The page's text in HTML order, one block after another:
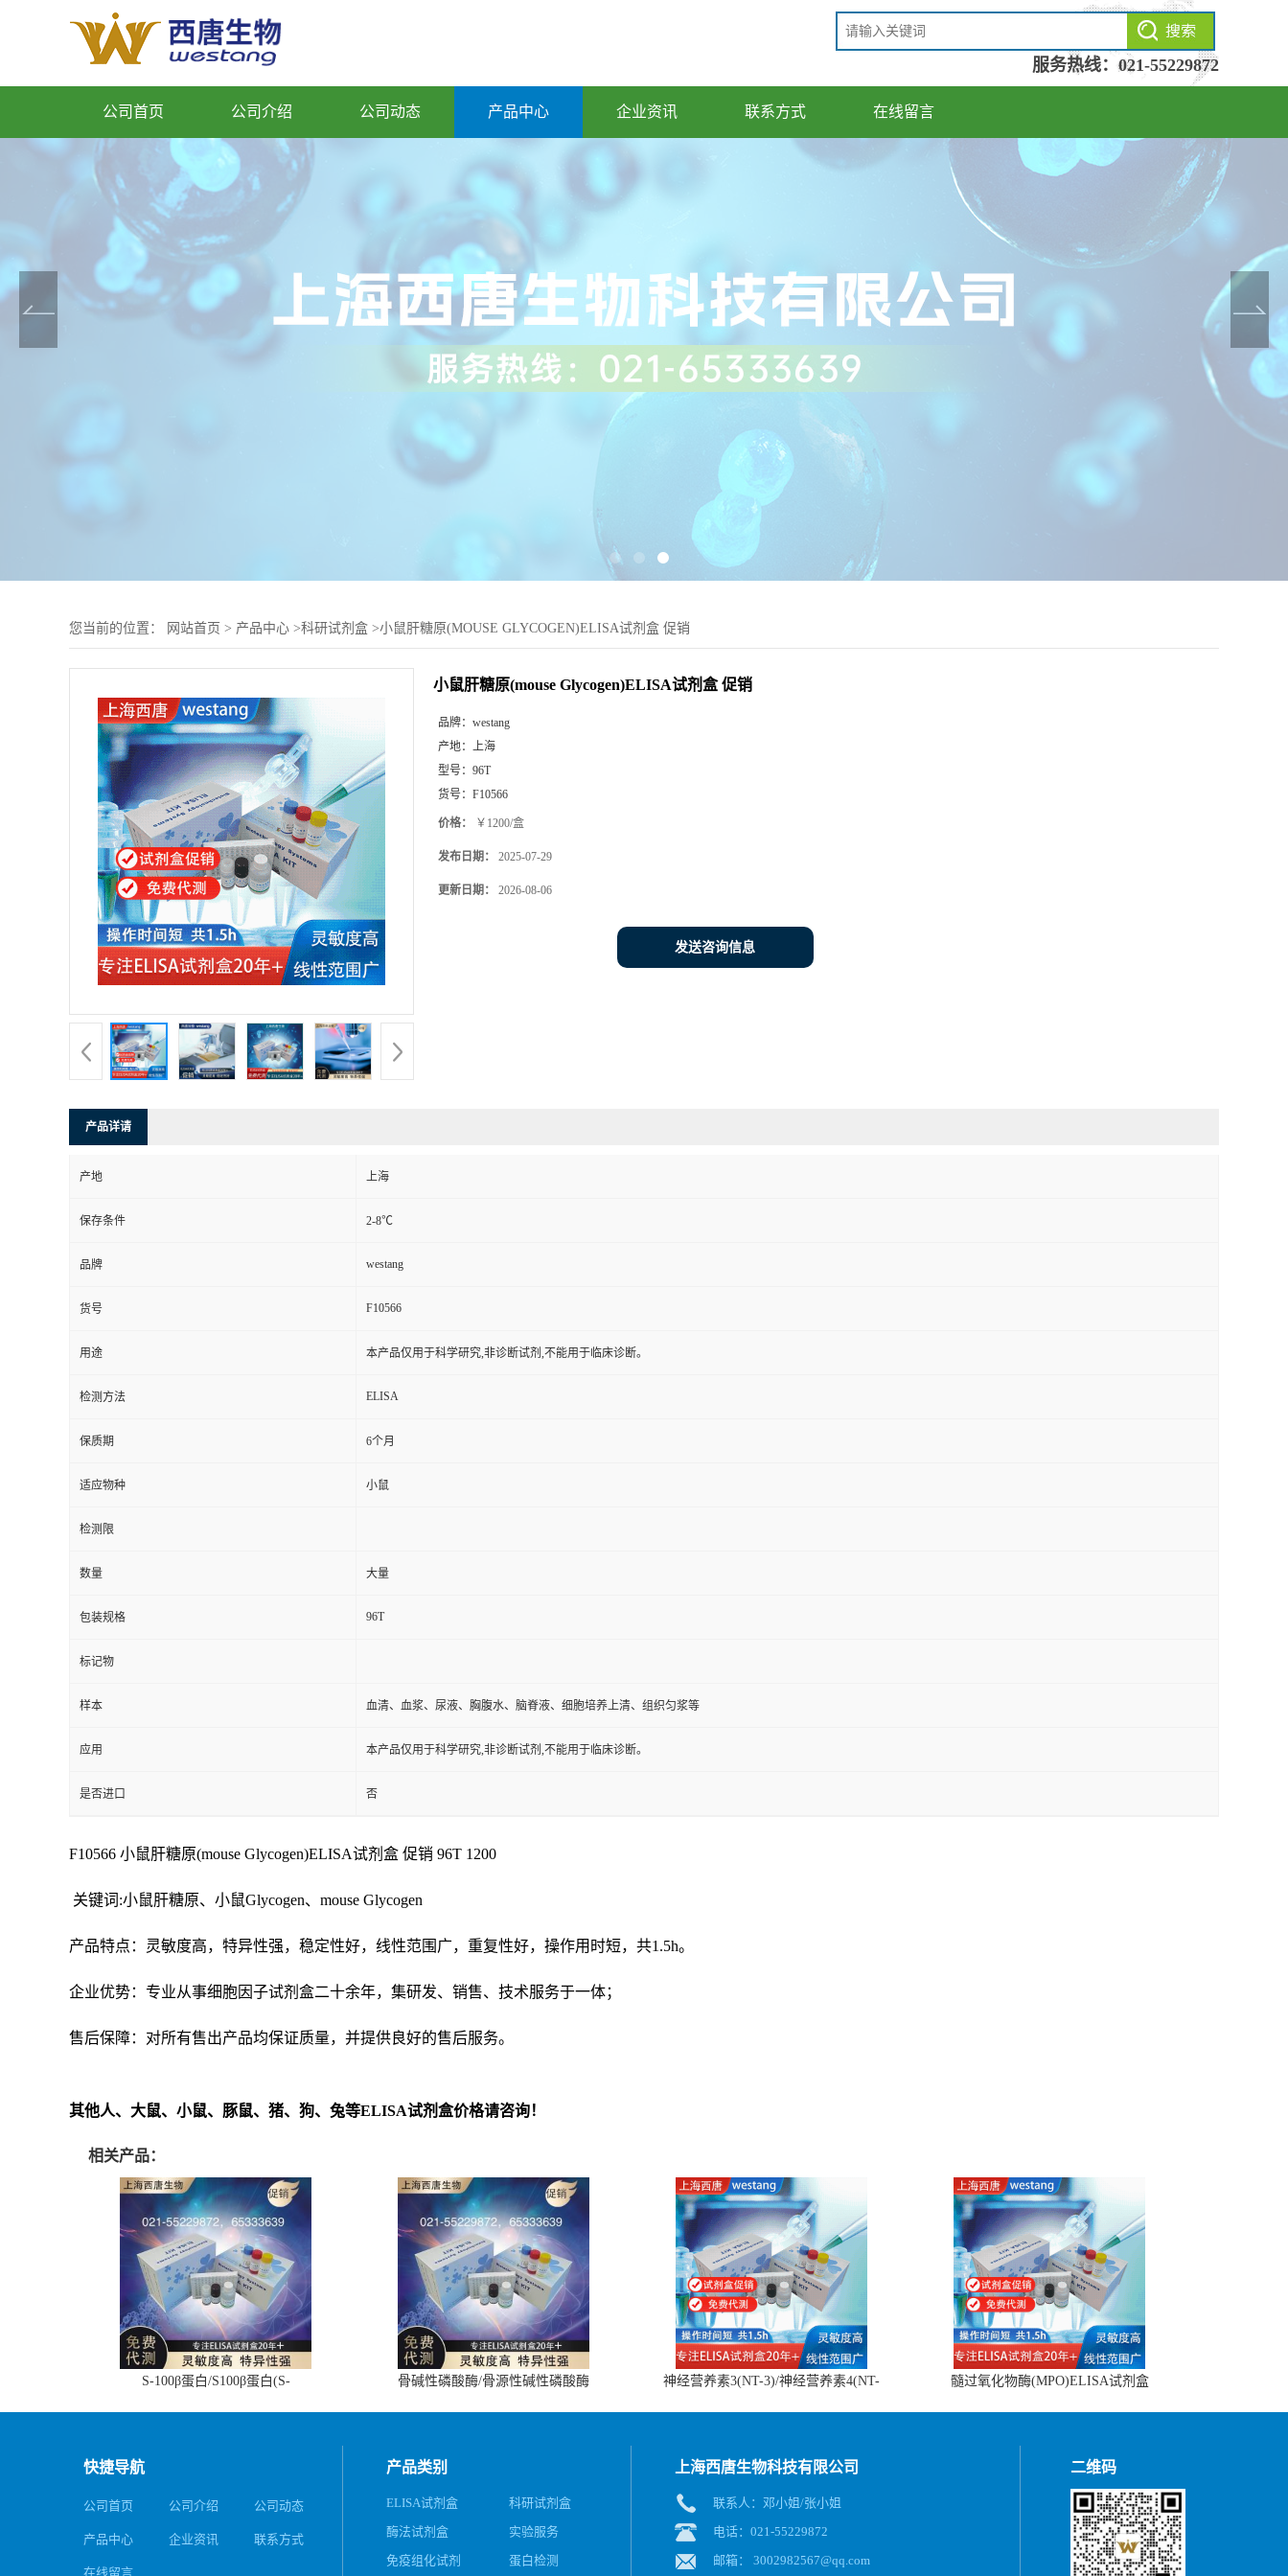
服务热线： 021-55229872
公司首页 公司介绍 公司动态 产品中心 企业资讯 联系方式 在线留言
您当前的位置： 网站首页 > 产品中心 >科研试剂盒 >小鼠肝糖原(MOUSE GLYCOGEN)ELISA试剂盒 促销
小鼠肝糖原(mouse Glycogen)ELISA试剂盒 促销
品牌： westang
产地： 上海
型号： 96T
货号： F10566
价格： ￥1200/盒
发布日期： 2025-07-29
更新日期： 2026-08-06
发送咨询信息
产品详请
产地 上海
保存条件 2-8℃
品牌 westang
货号 F10566
用途 本产品仅用于科学研究,非诊断试剂,不能用于临床诊断。
检测方法 ELISA
保质期 6个月
适应物种 小鼠
检测限
数量 大量
包装规格 96T
标记物
样本 血清、血浆、尿液、胸腹水、脑脊液、细胞培养上清、组织匀浆等
应用 本产品仅用于科学研究,非诊断试剂,不能用于临床诊断。
是否进口 否
F10566 小鼠肝糖原(mouse Glycogen)ELISA试剂盒 促销 96T 1200
关键词:小鼠肝糖原、小鼠Glycogen、mouse Glycogen
产品特点：灵敏度高，特异性强，稳定性好，线性范围广，重复性好，操作用时短，共1.5h。
企业优势：专业从事细胞因子试剂盒二十余年，集研发、销售、技术服务于一体；
售后保障：对所有售出产品均保证质量，并提供良好的售后服务。
其他人、大鼠、小鼠、豚鼠、猪、狗、兔等ELISA试剂盒价格请咨询！
相关产品：
S-100β蛋白/S100β蛋白(S-
骨碱性磷酸酶/骨源性碱性磷酸酶
神经营养素3(NT-3)/神经营养素4(NT-
髓过氧化物酶(MPO)ELISA试剂盒
快捷导航
公司首页 公司介绍 公司动态
产品中心 企业资讯 联系方式
在线留言
产品类别
ELISA试剂盒
科研试剂盒
酶法试剂盒
实验服务
免疫组化试剂
蛋白检测
上海西唐生物科技有限公司
联系人：邓小姐/张小姐
电话：021-55229872
邮箱： 3002982567@qq.com
二维码